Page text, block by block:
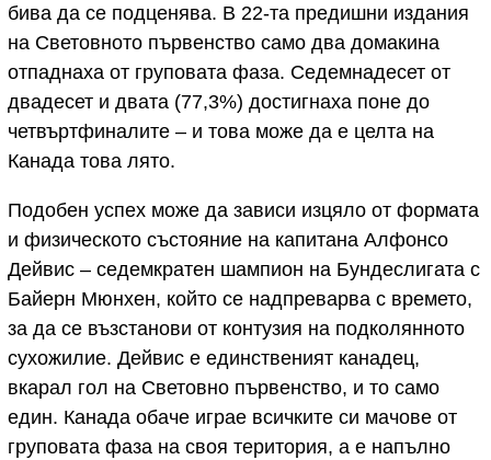
бива да се подценява. В 22-та предишни издания
на Световното първенство само два домакина
отпаднаха от груповата фаза. Седемнадесет от
двадесет и двата (77,3%) достигнаха поне до
четвъртфиналите – и това може да е целта на
Канада това лято.
Подобен успех може да зависи изцяло от формата
и физическото състояние на капитана Алфонсо
Дейвис – седемкратен шампион на Бундеслигата с
Байерн Мюнхен, който се надпреварва с времето,
за да се възстанови от контузия на подколянното
сухожилие. Дейвис е единственият канадец,
вкарал гол на Световно първенство, и то само
един. Канада обаче играе всичките си мачове от
груповата фаза на своя територия, а е напълно